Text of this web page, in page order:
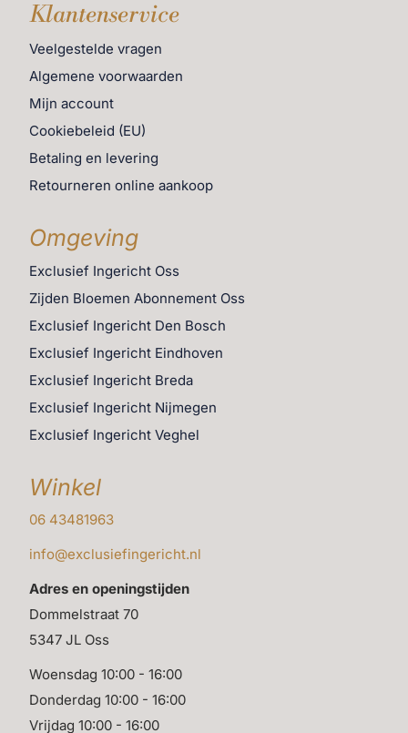
Klantenservice
Veelgestelde vragen
Algemene voorwaarden
Mijn account
Cookiebeleid (EU)
Betaling en levering
Retourneren online aankoop
Omgeving
Exclusief Ingericht Oss
Zijden Bloemen Abonnement Oss
Exclusief Ingericht Den Bosch
Exclusief Ingericht Eindhoven
Exclusief Ingericht Breda
Exclusief Ingericht Nijmegen
Exclusief Ingericht Veghel
Winkel
06 43481963
info@exclusiefingericht.nl
Adres en openingstijden
Dommelstraat 70
5347 JL Oss
Woensdag 10:00 - 16:00
Donderdag 10:00 - 16:00
Vrijdag 10:00 - 16:00